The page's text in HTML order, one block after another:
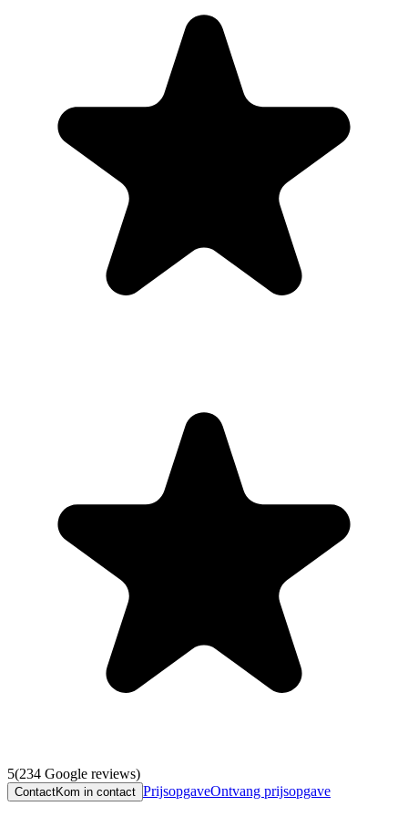
5(234 Google reviews)
ContactKom in contact PrijsopgaveOntvang prijsopgave